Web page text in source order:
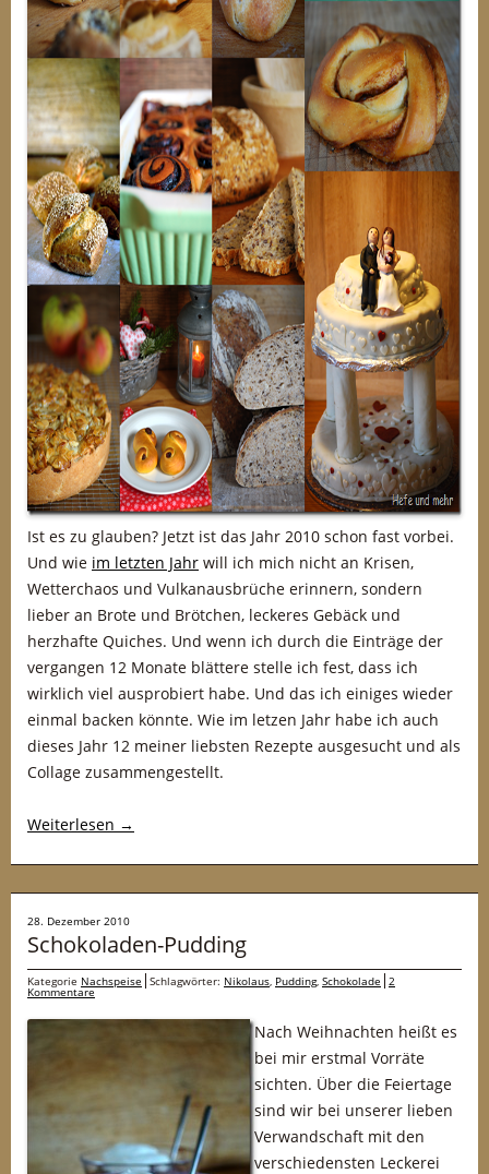
Ist es zu glauben? Jetzt ist das Jahr 2010 schon fast vorbei.
Und wie im letzten Jahr will ich mich nicht an Krisen,
Wetterchaos und Vulkanausbrüche erinnern, sondern
lieber an Brote und Brötchen, leckeres Gebäck und
herzhafte Quiches. Und wenn ich durch die Einträge der
vergangen 12 Monate blättere stelle ich fest, dass ich
wirklich viel ausprobiert habe. Und das ich einiges wieder
einmal backen könnte. Wie im letzen Jahr habe ich auch
dieses Jahr 12 meiner liebsten Rezepte ausgesucht und als
Collage zusammengestellt.
Weiterlesen →
28. Dezember 2010
Schokoladen-Pudding
Kategorie Nachspeise Schlagwörter: Nikolaus, Pudding, Schokolade 2
Kommentare
Nach Weihnachten heißt es
bei mir erstmal Vorräte
sichten. Über die Feiertage
sind wir bei unserer lieben
Verwandschaft mit den
verschiedensten Leckerei